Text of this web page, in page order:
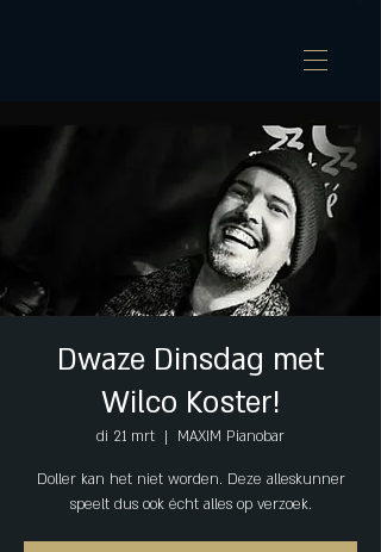
Dwaze Dinsdag met
Wilco Koster!
di 21 mrt
  |
MAXIM Pianobar
Doller kan het niet worden. Deze alleskunner
speelt dus ook écht alles op verzoek.